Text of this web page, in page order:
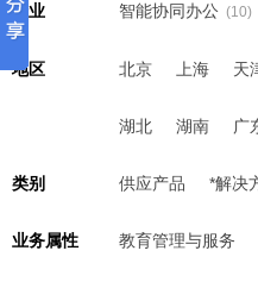
行业 智能协同办公 (10)
地区 北京 上海 天
湖北 湖南 广
类别 供应产品 *解决
业务属性 教育管理与服务